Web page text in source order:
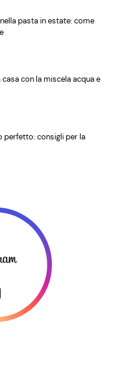
pasta in estate: come
con la miscela acqua e
perfetto: consigli per la